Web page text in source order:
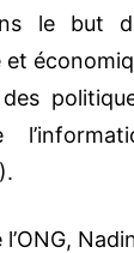
le but